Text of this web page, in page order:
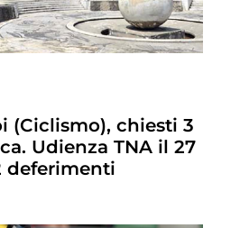
(Ciclismo), chiesti 3
Udienza TNA il 27
deferimenti